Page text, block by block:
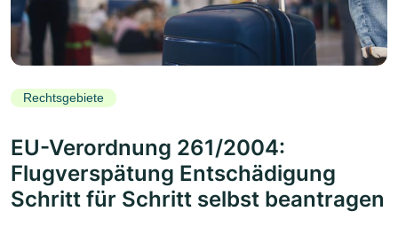
Rechtsgebiete
EU-Verordnung 261/2004:
Flugverspätung Entschädigung
Schritt für Schritt selbst beantragen